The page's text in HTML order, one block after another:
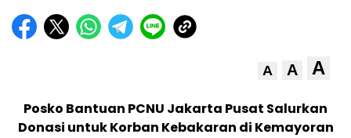
A A A
Posko Bantuan PCNU Jakarta Pusat Salurkan
Donasi untuk Korban Kebakaran di Kemayoran